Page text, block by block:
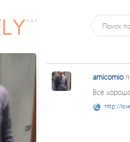
amicomio
Всё
http://